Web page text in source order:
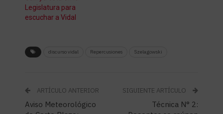
Legislatura para
escuchar a Vidal
discurso vidal Repercusiones Szelagowski
ARTÍCULO ANTERIOR
Aviso Meteorológico
SIGUIENTE ARTÍCULO
Técnica N° 2: